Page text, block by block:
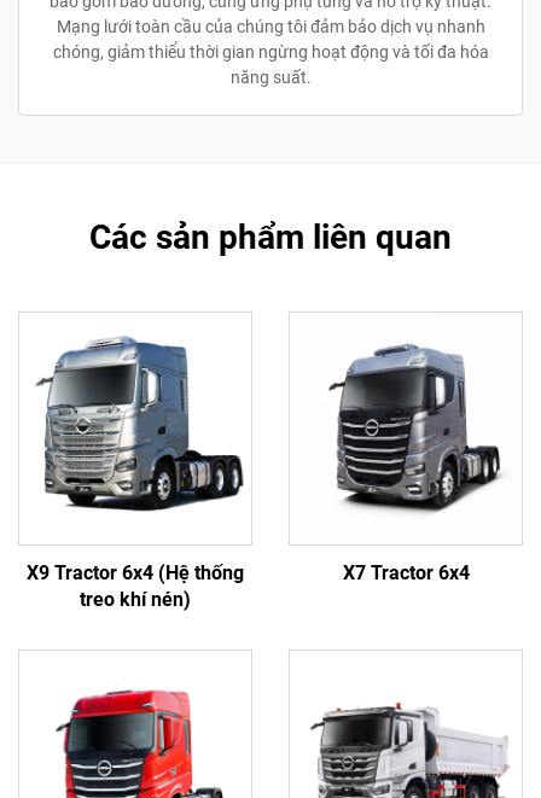
Mạng lưới toàn cầu của chúng tôi đảm bảo dịch vụ nhanh
chóng, giảm thiểu thời gian ngừng hoạt động và tối đa hóa
năng suất.
Các sản phẩm liên quan
X9 Tractor 6x4 (Hệ thống
treo khí nén)
X7 Tractor 6x4